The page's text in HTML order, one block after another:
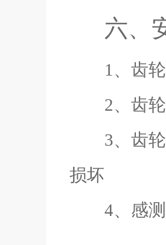
六、
1、齿轮
2、齿轮
3、齿轮
损坏
4、感测